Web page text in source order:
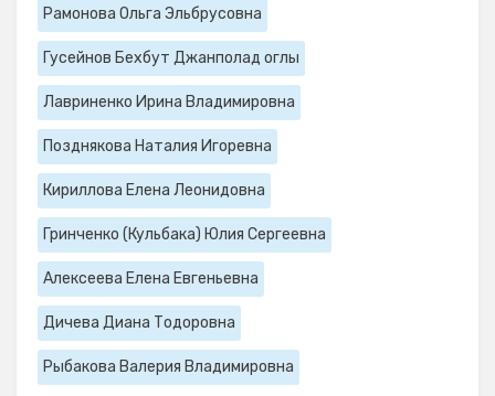
Рамонова Ольга Эльбрусовна
Гусейнов Бехбут Джанполад оглы
Лавриненко Ирина Владимировна
Позднякова Наталия Игоревна
Кириллова Елена Леонидовна
Гринченко (Кульбака) Юлия Сергеевна
Алексеева Елена Евгеньевна
Дичева Диана Тодоровна
Рыбакова Валерия Владимировна